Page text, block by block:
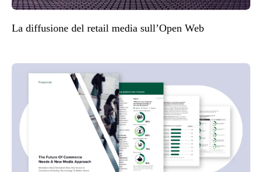
La diffusione del retail media sull’Open Web